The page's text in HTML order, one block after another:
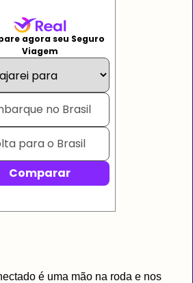
é uma mão na roda e nos